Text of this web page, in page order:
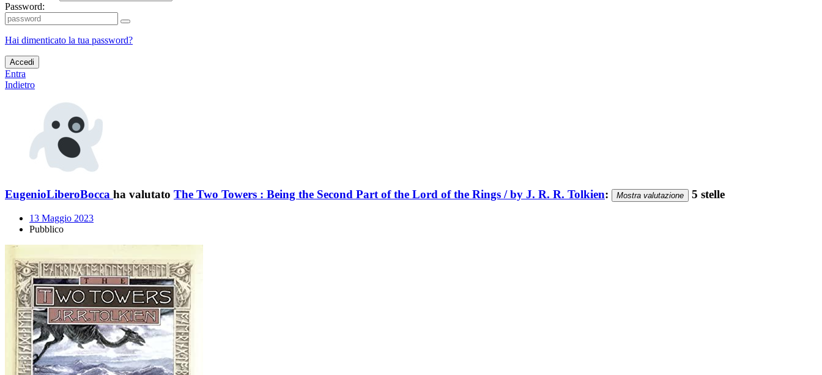
Password:
Hai dimenticato la tua password?
Accedi
Entra
Indietro
EugenioLiberoBocca ha valutato The Two Towers : Being the Second Part of the Lord of the Rings / by J. R. R. Tolkien: Mostra valutazione 5 stelle
13 Maggio 2023
Pubblico